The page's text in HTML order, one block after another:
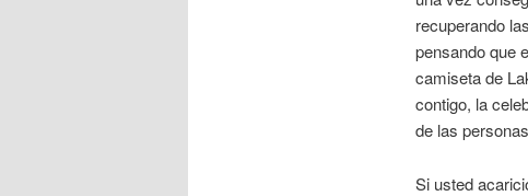
recuperando
pensando que
camiseta de
contigo, la
de las
Si usted